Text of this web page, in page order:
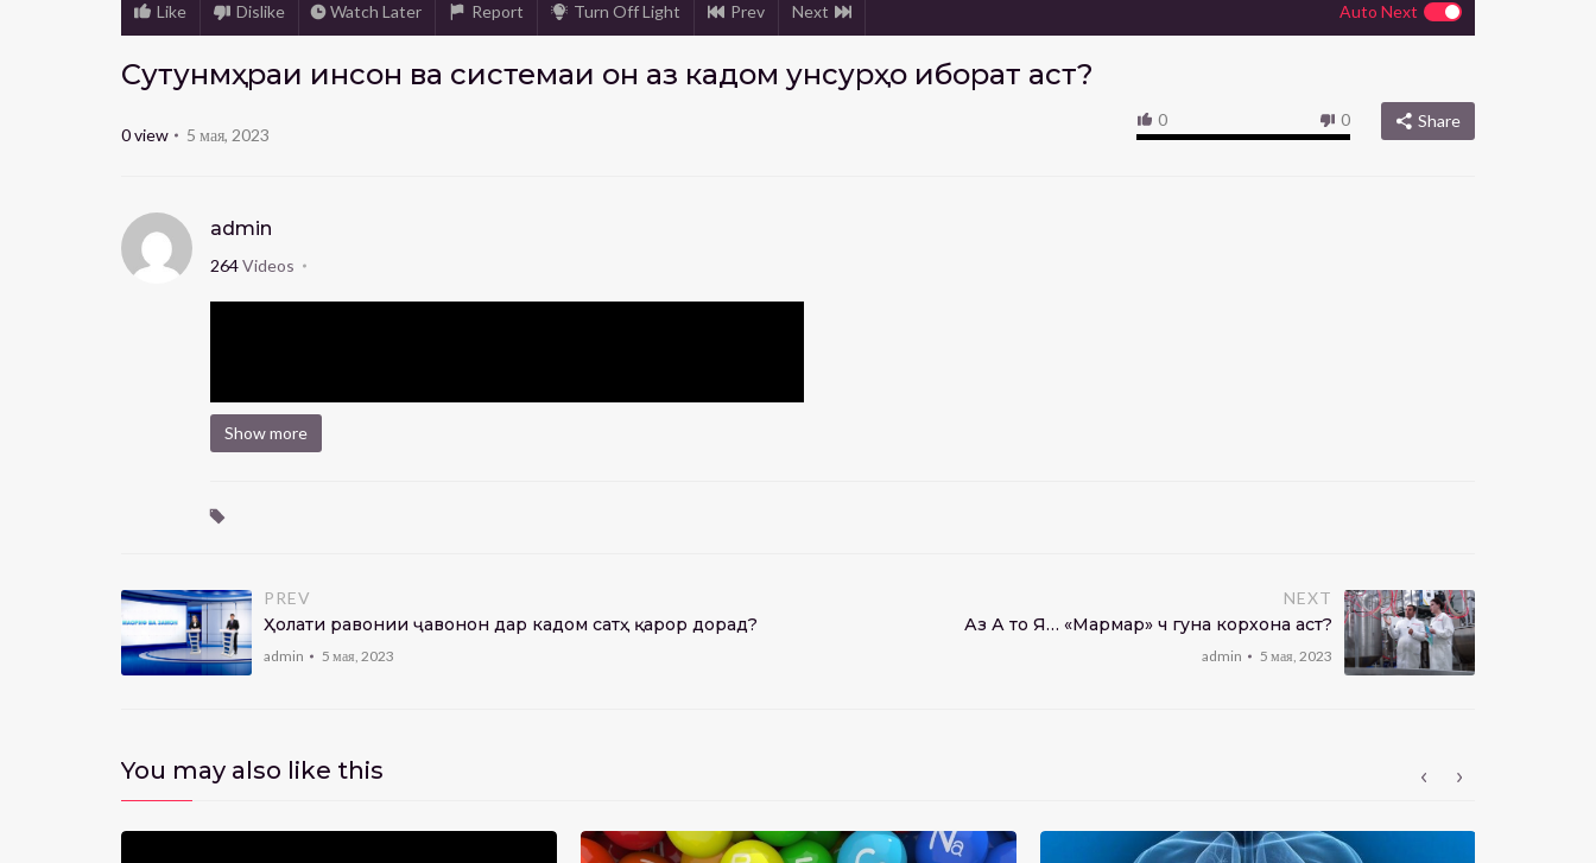
Like Dislike Watch Later Report Turn Off Light Prev Next Auto Next
Cутунмӯҳраи инсон ва системаи он аз кадом унсурҳо иборат аст?
0view 5 мая, 2023
0 0 Share
admin
264Videos
Show more
PREV
Ҳолати равонии ҷавонон дар кадом сатҳ қарор дорад?
admin 5 мая, 2023
NEXT
Аз А то Я… «Мармарӣ» чӣ гуна корхона аст?
admin 5 мая, 2023
You may also like this